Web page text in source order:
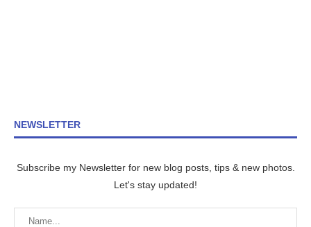
NEWSLETTER
Subscribe my Newsletter for new blog posts, tips & new photos.
Let's stay updated!